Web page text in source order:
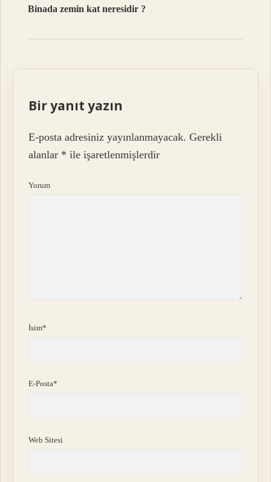
Binada zemin kat neresidir ?
Bir yanıt yazın
E-posta adresiniz yayınlanmayacak. Gerekli
alanlar * ile işaretlenmişlerdir
Yorum
İsim*
E-Posta*
Web Sitesi